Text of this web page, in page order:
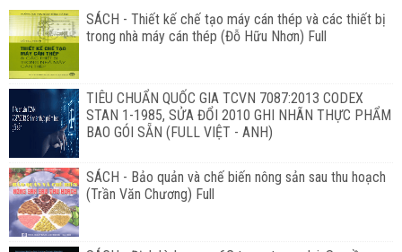
SÁCH - Thiết kế chế tạo máy cán thép và các thiết bị
trong nhà máy cán thép (Đỗ Hữu Nhơn) Full
TIÊU CHUẨN QUỐC GIA TCVN 7087:2013 CODEX
STAN 1-1985, SỬA ĐỔI 2010 GHI NHÃN THỰC PHẨM
BAO GÓI SẴN (FULL VIỆT - ANH)
SÁCH - Bảo quản và chế biến nông sản sau thu hoạch
(Trần Văn Chương) Full